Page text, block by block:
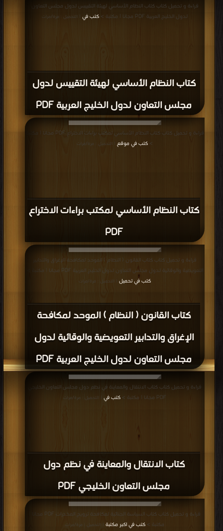
كتاب النظام الأساسي لهيئة التقييس لدول
مجلس التعاون لدول الخليج العربية PDF
قراءة و تحميل كتاب كتاب النظام الأساسي لهيئة التقييس لدول مجلس التعاون
لدول الخليج العربية PDF مجانا | مكتبة >
كتب في | التحميل : مرة/مرات
كتاب النظام الأساسي لمكتب براءات الاختراع
PDF
قراءة و تحميل كتاب كتاب النظام الأساسي لمكتب براءات الاختراع PDF مجانا | مكتبة
> كتب في موقع | التحميل : مرة/مرات
كتاب القانون ( النظام ) الموحد لمكافحة
الإغراق والتدابير التعويضية والوقائية لدول
مجلس التعاون لدول الخليج العربية PDF
قراءة و تحميل كتاب كتاب القانون ( النظام ) الموحد لمكافحة الإغراق والتدابير
التعويضية والوقائية لدول مجلس التعاون لدول الخليج العربية PDF مجانا | مكتبة >
كتب في تحميل
| التحميل : مرة/مرات
كتاب الانتقال والمعاينة في نظم دول
مجلس التعاون الخليجي PDF
قراءة و تحميل كتاب كتاب الانتقال والمعاينة في نظم دول مجلس التعاون الخليجي
PDF مجانا | مكتبة >
كتب في | التحميل : مرة/مرات
قراءة و تحميل كتاب كتاب السياسة الجنائية لمكافحة ترويج المخدرات PDF مجانا |
مكتبة > كتب في اكبر مكتبة | التحميل : مرة/مرات